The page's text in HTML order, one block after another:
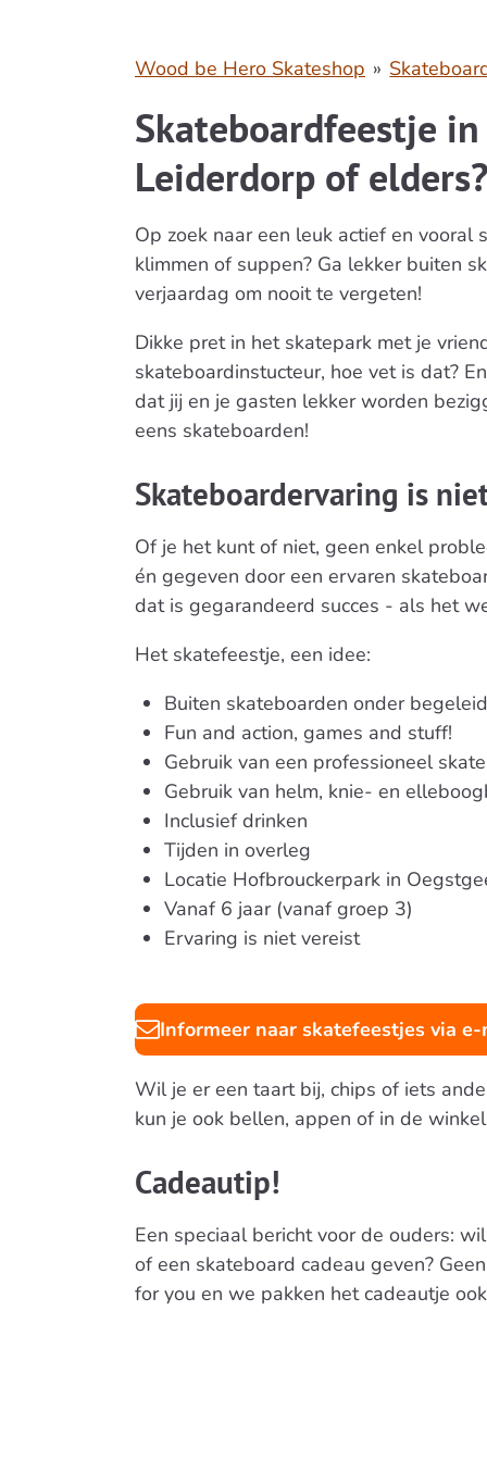
Wood be Hero Skateshop »
Skateboardfeestje
Leiderdorp of elders?
Op zoek naar een leuk actief en
klimmen of suppen? Ga lekker buiten
verjaardag om nooit te vergeten!
Dikke pret in het skatepark met je
skateboardinstucteur, hoe vet is dat?
dat jij en je gasten lekker worden
eens skateboarden!
Skateboardervaring is
Of je het kunt of niet, geen enkel
én gegeven door een ervaren
dat is gegarandeerd succes - als het
Het skatefeestje, een idee:
Buiten skateboarden onder
Fun and action, games and stuff!
Gebruik van een professioneel
Gebruik van helm, knie- en
Inclusief drinken
Tijden in overleg
Locatie Hofbrouckerpark in
Vanaf 6 jaar (vanaf groep 3)
Ervaring is niet vereist
Informeer naar skatefeestjes via
Wil je er een taart bij, chips of iets
kun je ook bellen, appen of in de
Cadeautip!
Een speciaal bericht voor de ouders:
of een skateboard cadeau geven?
for you en we pakken het cadeautje